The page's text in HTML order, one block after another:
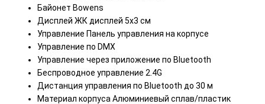
Байонет Bowens
Дисплей ЖК дисплей 5х3 см
Управление Панель управления на корпусе
Управление по DMX
Управление через приложение по Bluetooth
Беспроводное управление 2.4G
Дистанция управления по Bluetooth до 30 м
Материал корпуса Алюминиевый сплав/пластик